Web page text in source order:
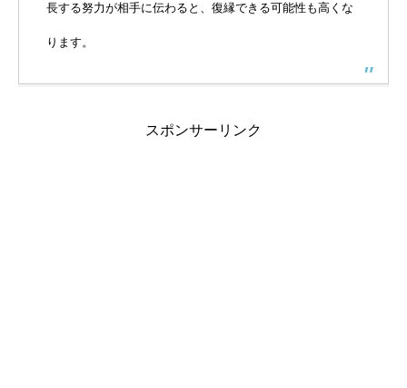
長する努力が相手に伝わると、復縁できる可能性も高くな
ります。
スポンサーリンク